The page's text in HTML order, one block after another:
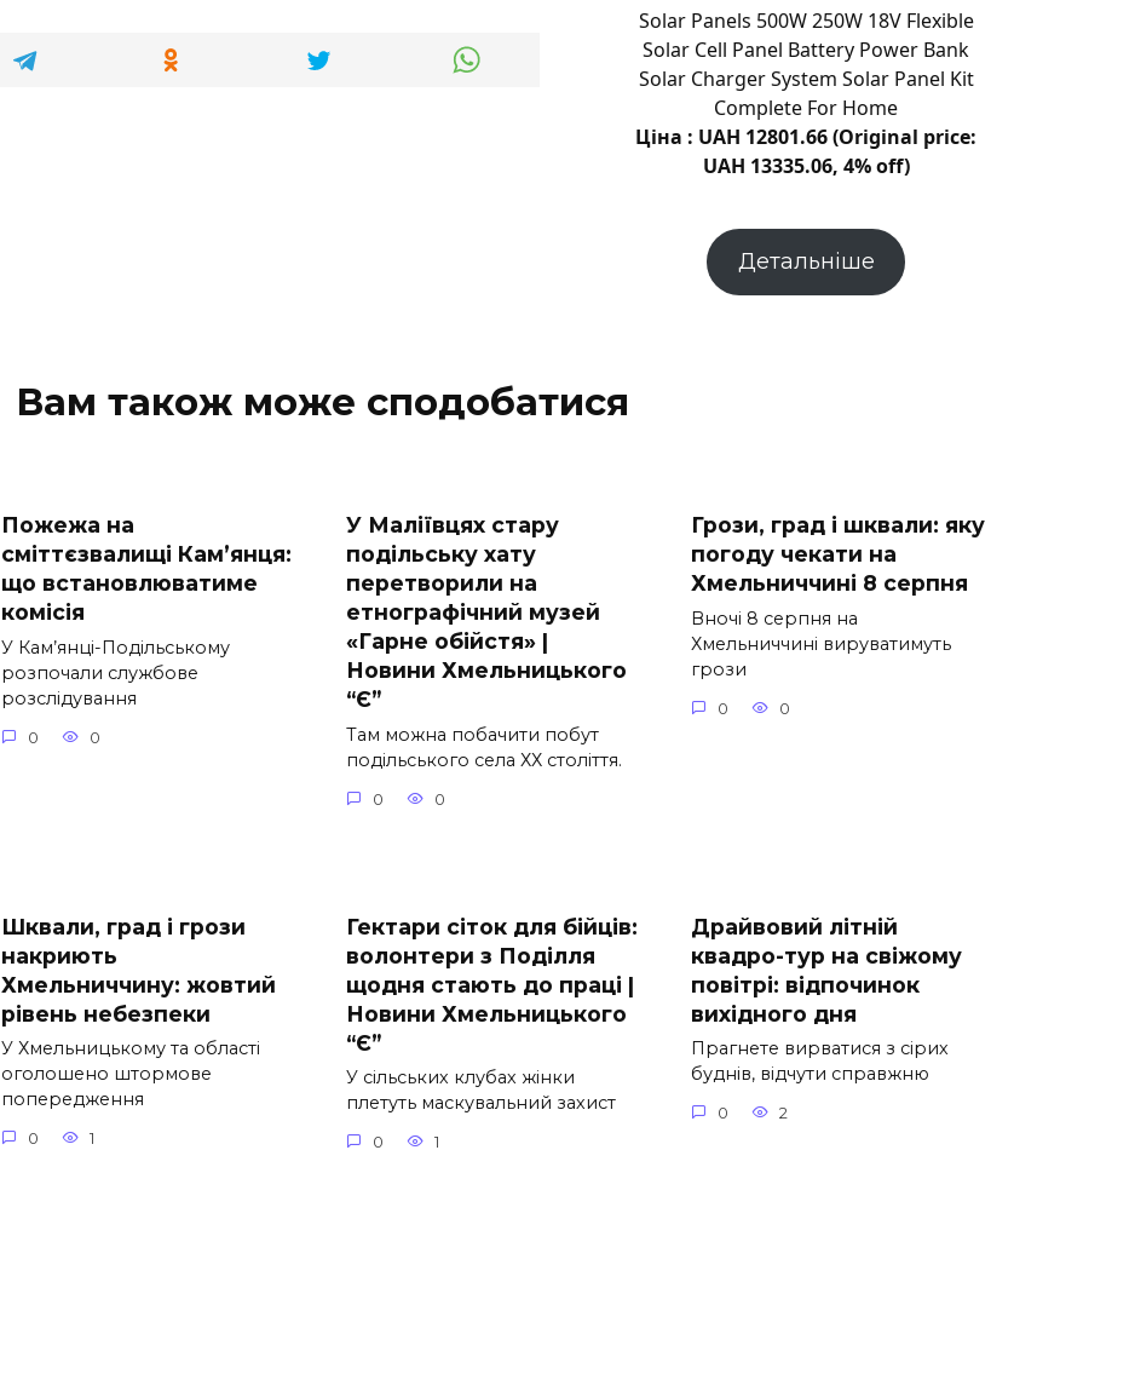
кратер
на
Місяці
Solar Panels 500W 250W 18V Flexible
Solar Cell Panel Battery Power Bank
Solar Charger System Solar Panel Kit
Complete For Home
Ціна : UAH 12801.66 (Original price:
UAH 13335.06, 4% off)
Детальніше
Вам також може сподобатися
Пожежа на
сміттєзвалищі Кам’янця:
що встановлюватиме
комісія
У Кам’янці-Подільському
розпочали службове
розслідування
0 0
У Маліївцях стару
подільську хату
перетворили на
етнографічний музей
«Гарне обійстя» |
Новини Хмельницького
“Є”
Там можна побачити побут
подільського села ХХ століття.
0 0
Грози, град і шквали: яку
погоду чекати на
Хмельниччині 8 серпня
Вночі 8 серпня на
Хмельниччині вируватимуть
грози
0 0
Шквали, град і грози
накриють
Хмельниччину: жовтий
рівень небезпеки
У Хмельницькому та області
оголошено штормове
попередження
0 1
Гектари сіток для бійців:
волонтери з Поділля
щодня стають до праці |
Новини Хмельницького
“Є”
У сільських клубах жінки
плетуть маскувальний захист
0 1
Драйвовий літній
квадро-тур на свіжому
повітрі: відпочинок
вихідного дня
Прагнете вирватися з сірих
буднів, відчути справжню
0 2